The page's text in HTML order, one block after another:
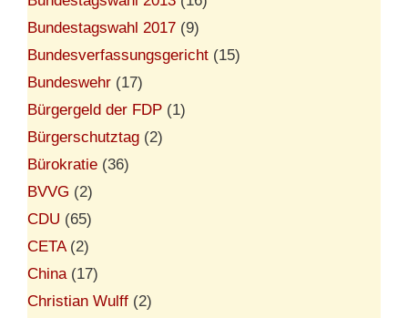
Bundestagswahl 2017 (9)
Bundesverfassungsgericht (15)
Bundeswehr (17)
Bürgergeld der FDP (1)
Bürgerschutztag (2)
Bürokratie (36)
BVVG (2)
CDU (65)
CETA(2)
China(17)
Christian Wulff (2)